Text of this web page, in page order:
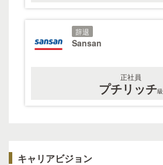
辞退
Sansan
正社員
プチリッチ級
キャリアビジョン